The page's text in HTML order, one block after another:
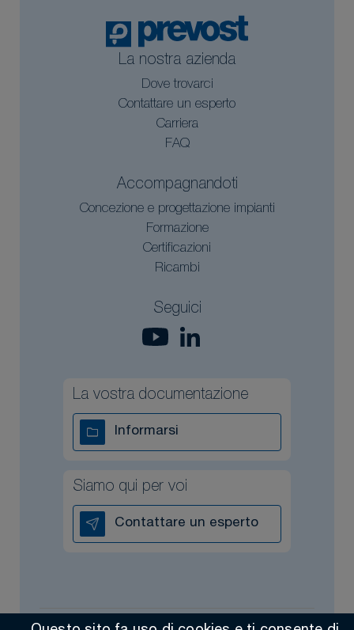
La nostra azienda
Dove trovarci
Contattare un esperto
Carriera
FAQ
Accompagnandoti
Concezione e progettazione impianti
Formazione
Certificazioni
Ricambi
Seguici
La vostra documentazione
Informarsi
Siamo qui per voi
Contattare un esperto